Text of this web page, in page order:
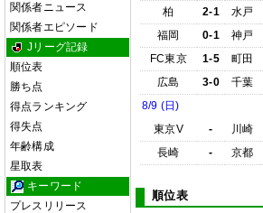
関係者ニュース
関係者エピソード
Jリーグ記録
順位表
勝ち点
得点ランキング
得失点
年齢構成
星取表
キーワード
プレスリリース
柏
2-1 水戸
福岡
0-1 神戸
FC東京
1-5 町田
広島
3-0 千葉
8/9 (日)
東京V
- 川崎
長崎
- 京都
順位表